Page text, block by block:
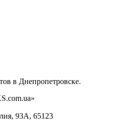
в Днепропетровске.
93А, 65123